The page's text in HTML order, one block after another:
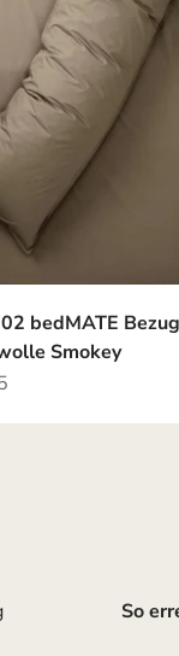
bedMATE
Smokey
So